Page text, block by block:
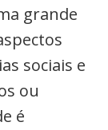
grande
sociais e
ou
é